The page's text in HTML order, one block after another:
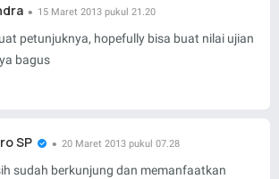
15 Maret 2013 pukul 21.20
petunjuknya, hopefully bisa buat nilai ujian
bagus
SP 20 Maret 2013 pukul 07.28
sudah berkunjung dan memanfaatkan